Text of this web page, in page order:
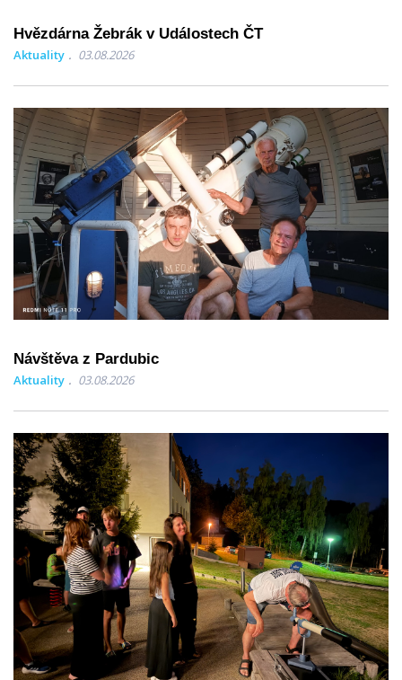
Hvězdárna Žebrák v Událostech ČT
Aktuality 03.08.2026
Návštěva z Pardubic
Aktuality 03.08.2026